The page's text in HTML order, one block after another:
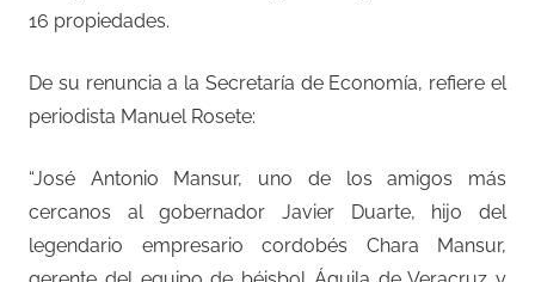
16 propiedades.
De su renuncia a la Secretaría de Economía, refiere el
periodista Manuel Rosete:
“José Antonio Mansur, uno de los amigos más
cercanos al gobernador Javier Duarte, hijo del
legendario empresario cordobés Chara Mansur,